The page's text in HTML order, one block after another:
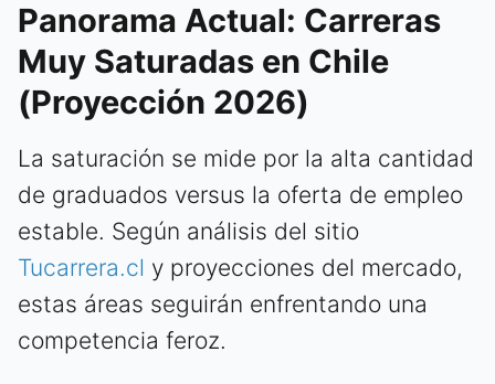
Panorama Actual: Carreras
Muy Saturadas en Chile
(Proyección 2026)
La saturación se mide por la alta cantidad
de graduados versus la oferta de empleo
estable. Según análisis del sitio
Tucarrera.cl y proyecciones del mercado,
estas áreas seguirán enfrentando una
competencia feroz.